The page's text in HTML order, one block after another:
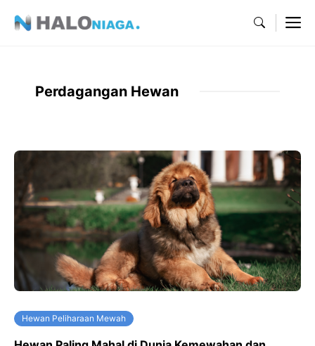
Perdagangan Hewan
Hewan Peliharaan Mewah